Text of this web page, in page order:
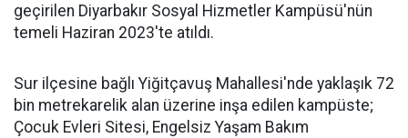
geçirilen Diyarbakır Sosyal Hizmetler Kampüsü'nün
temeli Haziran 2023'te atıldı.
Sur ilçesine bağlı Yiğitçavuş Mahallesi'nde yaklaşık 72
bin metrekarelik alan üzerine inşa edilen kampüste;
Çocuk Evleri Sitesi, Engelsiz Yaşam Bakım